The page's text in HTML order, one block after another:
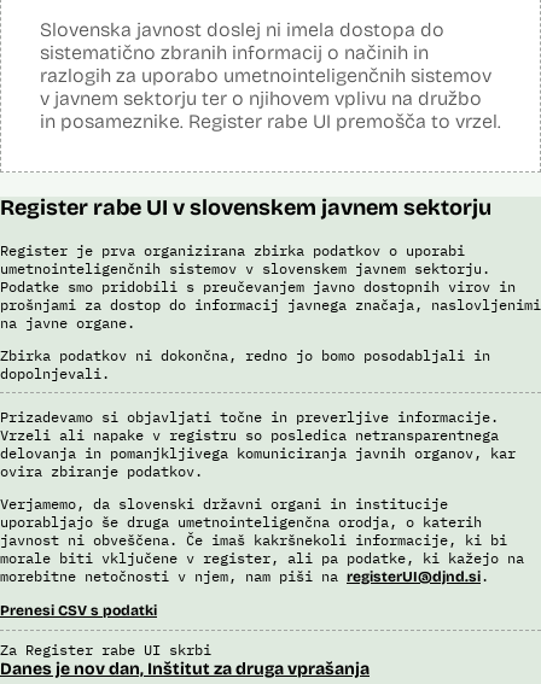
Slovenska javnost doslej ni imela dostopa do
sistematično zbranih informacij o načinih in
razlogih za uporabo umetnointeligenčnih sistemov
v javnem sektorju ter o njihovem vplivu na družbo
in posameznike. Register rabe UI premošča to vrzel.
Register rabe UI v slovenskem javnem sektorju
Register je prva organizirana zbirka podatkov o uporabi
umetnointeligenčnih sistemov v slovenskem javnem sektorju.
Podatke smo pridobili s preučevanjem javno dostopnih virov in
prošnjami za dostop do informacij javnega značaja, naslovljenimi
na javne organe.
Zbirka podatkov ni dokončna, redno jo bomo posodabljali in
dopolnjevali.
Prizadevamo si objavljati točne in preverljive informacije.
Vrzeli ali napake v registru so posledica netransparentnega
delovanja in pomanjkljivega komuniciranja javnih organov, kar
ovira zbiranje podatkov.
Verjamemo, da slovenski državni organi in institucije
uporabljajo še druga umetnointeligenčna orodja, o katerih
javnost ni obveščena. Če imaš kakršnekoli informacije, ki bi
morale biti vključene v register, ali pa podatke, ki kažejo na
morebitne netočnosti v njem, nam piši na registerUI@djnd.si.
Prenesi CSV s podatki
Za Register rabe UI skrbi
Danes je nov dan, Inštitut za druga vprašanja